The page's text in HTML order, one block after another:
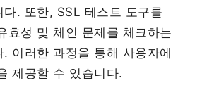
다. 또한, SSL 테스트 도구를
효성 및 체인 문제를 체크하는
이러한 과정을 통해 사용자에
제공할 수 있습니다.